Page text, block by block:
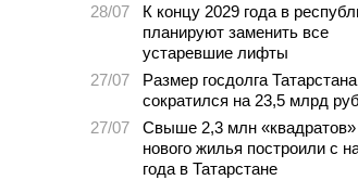
28/07
К концу 2029 года в
планируют заменить все
устаревшие лифты
27/07
Размер госдолга Татарстана
сократился на 23,5 млрд
27/07
Свыше 2,3 млн «квадратов»
нового жилья построили с
года в Татарстане